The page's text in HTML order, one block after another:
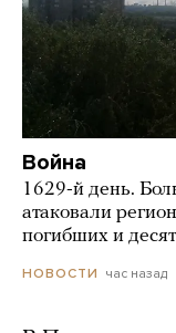
Война
1629-й день.
атаковали
погибших и
НОВОСТИ час назад